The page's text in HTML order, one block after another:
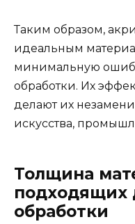
Таким образом,
идеальным
минимальную
обработки. Их
делают их
искусства,
Толщина
подходящих
обработки